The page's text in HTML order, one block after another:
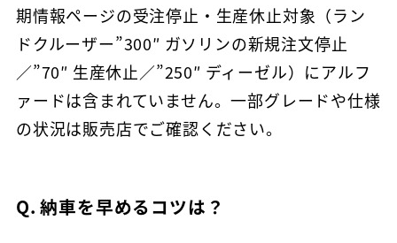
期情報ページの受注停止・生産休止対象（ラン
ドクルーザー”300″ ガソリンの新規注文停止
／”70″ 生産休止／”250″ ディーゼル）にアルフ
ァードは含まれていません。一部グレードや仕様
の状況は販売店でご確認ください。
Q. 納車を早めるコツは？